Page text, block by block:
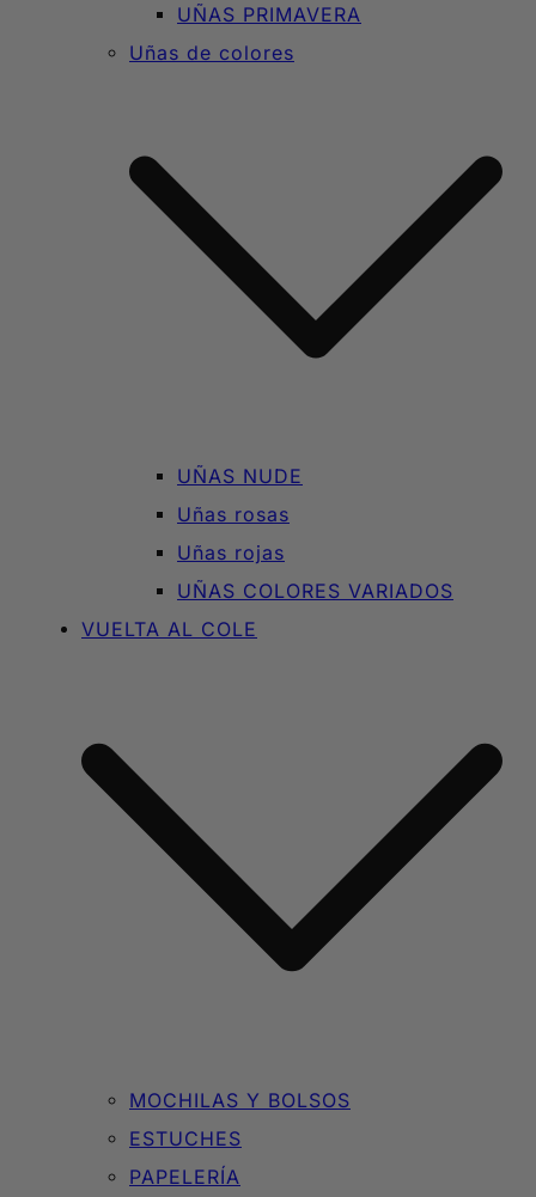
UÑAS PRIMAVERA
Uñas de colores
UÑAS NUDE
Uñas rosas
Uñas rojas
UÑAS COLORES VARIADOS
VUELTA AL COLE
MOCHILAS Y BOLSOS
ESTUCHES
PAPELERÍA